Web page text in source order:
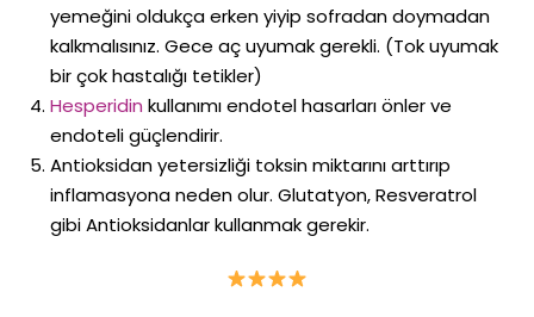
yemeğini oldukça erken yiyip sofradan doymadan
kalkmalısınız. Gece aç uyumak gerekli. (Tok uyumak
bir çok hastalığı tetikler)
Hesperidin kullanımı endotel hasarları önler ve
endoteli güçlendirir.
Antioksidan yetersizliği toksin miktarını arttırıp
inflamasyona neden olur. Glutatyon, Resveratrol
gibi Antioksidanlar kullanmak gerekir.